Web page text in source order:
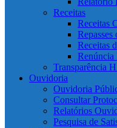
Receitas
Receitas
Receitas
Renúncia
Transparência
Ouvidoria
Ouvidoria
Consultar
Relatórios
Pesquisa de